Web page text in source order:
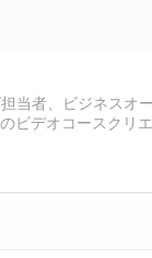
当者、ビジネスオ
ビデオコースクリ